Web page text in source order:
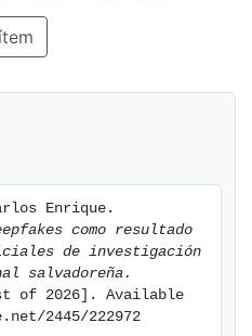
como resultado
de investigación
salvadoreña.
of 2026]. Available
2445/222972